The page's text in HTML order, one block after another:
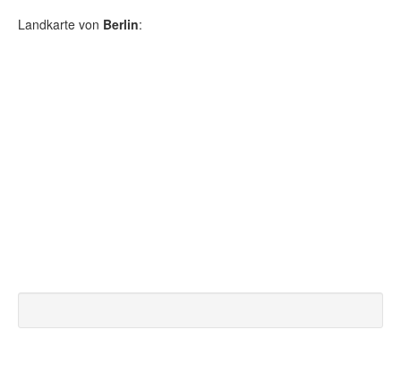
Landkarte von Berlin: